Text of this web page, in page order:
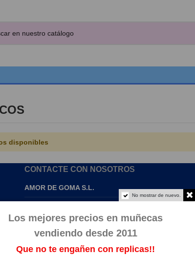
disponibles
CONTACTE CON NOSOTROS
AMOR DE GOMA S.L.
No mostrar de nuevo.
Los mejores precios en muñecas
vendiendo desde 2011
Que no te engañen con replicas!!